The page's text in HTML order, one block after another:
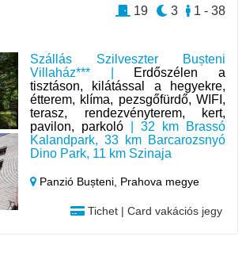
Szállás Szilveszter Bușteni
Villaház*** | Erdőszélen a
tisztáson, kilátással a hegyekre,
étterem, klíma, pezsgőfürdő, WIFI,
terasz, rendezvényterem, kert,
pavilon, parkoló | 32 km Brassó
Kalandpark, 33 km Barcarozsnyó
Dino Park, 11 km Szinaja
Panzió Bușteni, Prahova megye
Tichet | Card vakációs jegy
1 - 38
3
19